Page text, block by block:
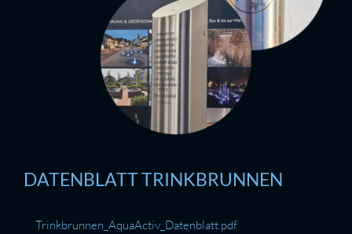
DATENBLATT TRINKBRUNNEN
Trinkbrunnen_AquaActiv_Datenblatt.pdf